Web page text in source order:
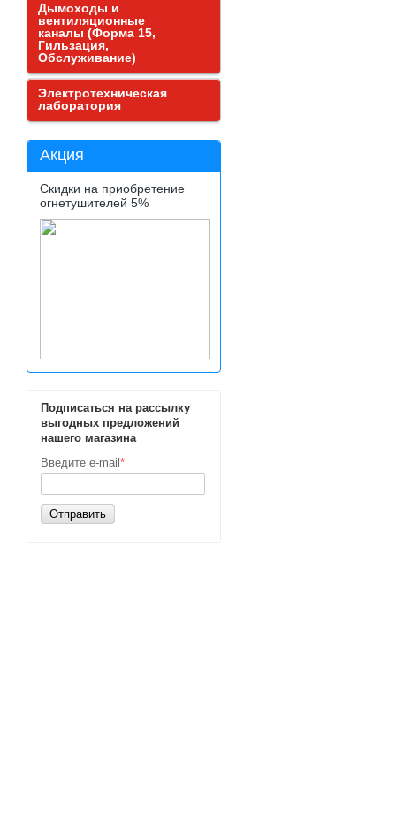
Дымоходы и
вентиляционные
каналы (Форма 15,
Гильзация,
Обслуживание)
Электротехническая
лаборатория
Акция
Скидки на приобретение
огнетушителей 5%
Подписаться на рассылку
выгодных предложений
нашего магазина
Введите e-mail *
Отправить